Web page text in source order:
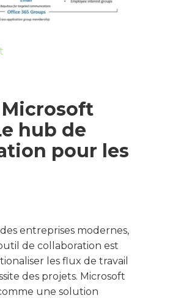
Microsoft
hub de
pour les
entreprises modernes,
de collaboration est
les flux de travail
des projets. Microsoft
une solution